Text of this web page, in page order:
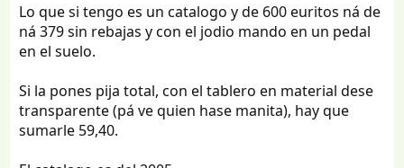
Lo que si tengo es un catalogo y de 600 euritos ná de
ná 379 sin rebajas y con el jodio mando en un pedal
en el suelo.
Si la pones pija total, con el tablero en material dese
transparente (pá ve quien hase manita), hay que
sumarle 59,40.